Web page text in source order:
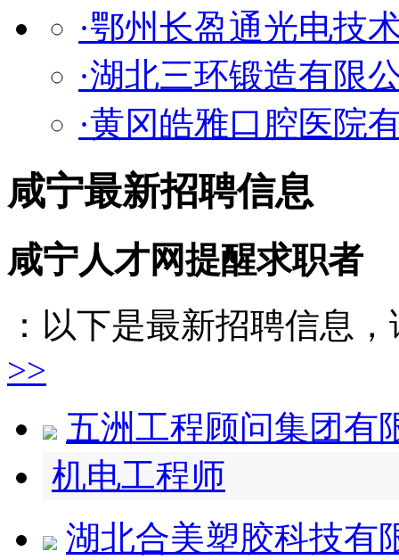
·鄂州长盈通光电技
·湖北三环锻造有限
·黄冈皓雅口腔医院
咸宁最新招聘信息
咸宁人才网提醒求职者
：以下是最新招聘信息
>>
五洲工程顾问集团有
机电工程师
湖北合美塑胶科技有